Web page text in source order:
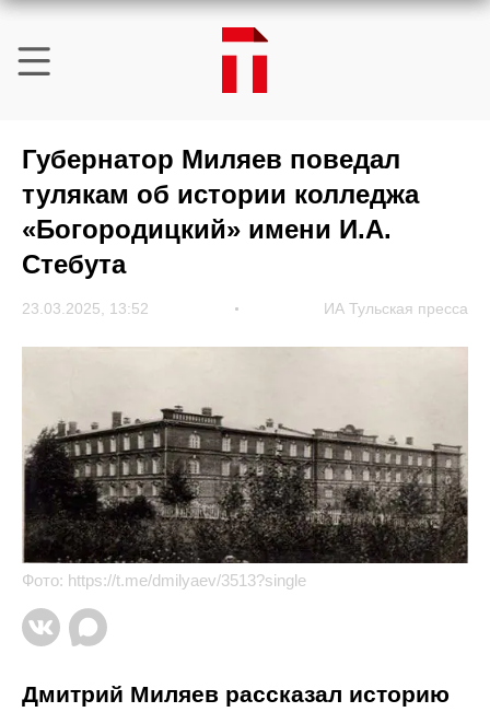
Губернатор Миляев поведал
тулякам об истории колледжа
«Богородицкий» имени И.А.
Стебута
23.03.2025, 13:52 ИА Тульская пресса
Фото: https://t.me/dmilyaev/3513?single
Дмитрий Миляев рассказал историю